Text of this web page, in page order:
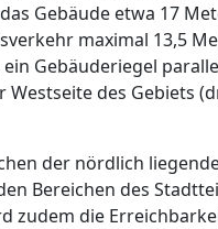
Gebäude etwa 17
maximal 13,5
Gebäuderiegel
des Gebiets
der nördlich
Bereichen des
zudem die